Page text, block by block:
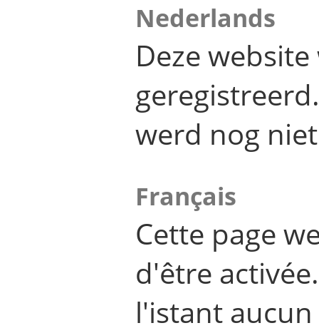
Nederlands
Deze
werd nog
Français
Cette page
d'être
l'istant